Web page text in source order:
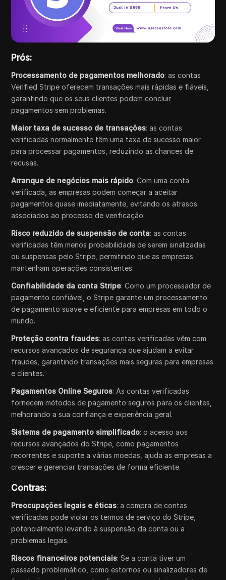
Prós:
Processamento de pagamentos melhorado: as contas
Verified Stripe oferecem transações mais rápidas e fiáveis,
garantindo que os seus clientes podem concluir
pagamentos sem problemas.
Maior taxa de sucesso de transações: as contas
verificadas normalmente têm uma taxa de sucesso maior
para processar pagamentos, reduzindo as chances de
recusas.
Arranque de negócios mais rápido: Com uma conta
verificada, as empresas podem começar a aceitar
pagamentos quase imediatamente, evitando os atrasos
associados ao processo de verificação.
Risco reduzido de suspensão de conta: as contas
verificadas têm menos probabilidade de serem sinalizadas
ou suspensas pelo Stripe, permitindo que as empresas
mantenham operações consistentes.
Confiabilidade da conta Stripe: Como um processador de
pagamento confiável, o Stripe garante um processamento
de pagamento suave e eficiente para empresas em todo o
mundo.
Proteção contra fraudes: as contas verificadas vêm com
recursos avançados de segurança que ajudam a evitar
fraudes, garantindo transações mais seguras para empresas
e clientes.
Pagamentos Online Seguros: As contas verificadas
fornecem métodos de pagamento seguros para os clientes,
melhorando a sua confiança e experiência geral.
Sistema de pagamento simplificado: o acesso aos
recursos avançados do Stripe, como pagamentos
recorrentes e suporte a várias moedas, ajuda as empresas a
crescer e gerenciar transações de forma eficiente.
Contras:
Preocupações legais e éticas: a compra de contas
verificadas pode violar os termos de serviço do Stripe,
potencialmente levando à suspensão da conta ou a
problemas legais.
Riscos financeiros potenciais: Se a conta tiver um
passado problemático, como estornos ou sinalizadores de